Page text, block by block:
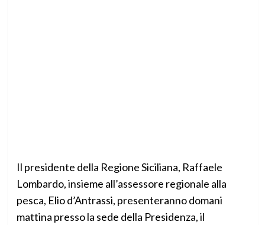
Il presidente della Regione Siciliana, Raffaele
Lombardo, insieme all’assessore regionale alla
pesca, Elio d’Antrassi, presenteranno domani
mattina presso la sede della Presidenza, il